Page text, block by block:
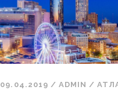
09.04.2019 / ADMIN /